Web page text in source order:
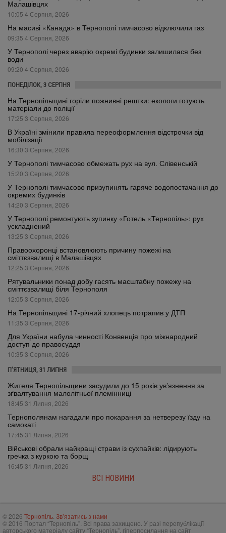
Малашівцях
10:05 4 Серпня, 2026
На масиві «Канада» в Тернополі тимчасово відключили газ
09:35 4 Серпня, 2026
У Тернополі через аварію окремі будинки залишилася без
води
09:20 4 Серпня, 2026
ПОНЕДІЛОК, 3 СЕРПНЯ
На Тернопільщині горіли пожнивні рештки: екологи готують
матеріали до поліції
17:25 3 Серпня, 2026
В Україні змінили правила переоформлення відстрочки від
мобілізації
16:30 3 Серпня, 2026
У Тернополі тимчасово обмежать рух на вул. Слівенській
15:20 3 Серпня, 2026
У Тернополі тимчасово призупинять гаряче водопостачання до
окремих будинків
14:20 3 Серпня, 2026
У Тернополі ремонтують зупинку «Готель «Тернопіль»: рух
ускладнений
13:25 3 Серпня, 2026
Правоохоронці встановлюють причину пожежі на
сміттєзвалищі в Малашівцях
12:25 3 Серпня, 2026
Рятувальники понад добу гасять масштабну пожежу на
сміттєзвалищі біля Тернополя
12:05 3 Серпня, 2026
На Тернопільщині 17-річний хлопець потрапив у ДТП
11:35 3 Серпня, 2026
Для України набула чинності Конвенція про міжнародний
доступ до правосуддя
10:35 3 Серпня, 2026
П’ЯТНИЦЯ, 31 ЛИПНЯ
Жителя Тернопільщини засудили до 15 років ув’язнення за
зґвалтування малолітньої племінниці
18:45 31 Липня, 2026
Тернополянам нагадали про покарання за нетверезу їзду на
самокаті
17:45 31 Липня, 2026
Військові обрали найкращі страви із сухпайків: лідирують
гречка з куркою та борщ
16:45 31 Липня, 2026
ВСІ НОВИНИ
© 2026 Тернопіль Зв’язатись з нами
© 2016 Портал “Тернопіль”. Всі права захищено. У разі перепублікації
авторського матеріалу сайту “Тернопіль”, гіперпосилання на сайт